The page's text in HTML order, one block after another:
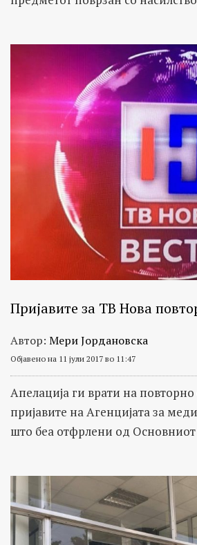
Пријавите за ТВ Нова
Автор: Мери Јордановска
Објавено на 11 јули 2017 во 11:47
Апелација ги врати на
пријавите на Агенцијата за
што беа отфрлени од Основниот